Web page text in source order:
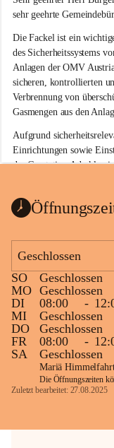
k
a
a
sehr geehrte
Die Fackel ist ein
des Sicherheitssystems
Anlagen der OMV
sicheren, kontrollierten
Verbrennung von
Gasmengen aus den
Aufgrund
Einrichtungen sowie
der Gasstation Aderklaa
kommenden Tagen und
sein.
Die OMV Austria ist
Bevölkerung
technisch notwendige
kurz wie möglich zu
Wir bitten daher die
Bevölkerung um
Glück Auf!
GmbH
Geschlossen
SO
Geschlossen
MO Geschlossen
DI
08:00 -
MI
Geschlossen
DO
Geschlossen
FR
08:00 -
SA
Geschlossen
Mariä
Die Öffnungszeiten
Zuletzt bearbeitet: 27.08.2025